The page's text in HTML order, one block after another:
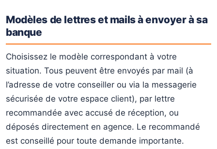
Modèles de lettres et mails à envoyer à sa
banque
Choisissez le modèle correspondant à votre
situation. Tous peuvent être envoyés par mail (à
l’adresse de votre conseiller ou via la messagerie
sécurisée de votre espace client), par lettre
recommandée avec accusé de réception, ou
déposés directement en agence. Le recommandé
est conseillé pour toute demande importante.